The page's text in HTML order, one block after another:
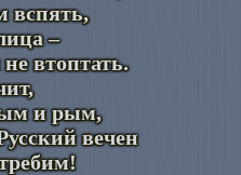
вспять,
–
втоптать.
и рым,
вечен